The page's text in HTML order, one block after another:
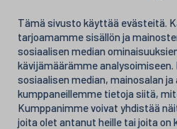
Tämä sivusto käyttää evästeitä.
tarjoamamme sisällön ja
sosiaalisen median
kävijämäärämme
sosiaalisen median, mainosalan
kumppaneillemme tietoja siitä,
Kumppanimme voivat yhdistää
joita olet antanut heille tai joita on